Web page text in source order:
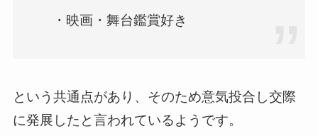
・映画・舞台鑑賞好き
という共通点があり、そのため意気投合し交際
に発展したと言われているようです。